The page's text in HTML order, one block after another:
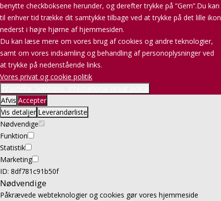
benytte checkboksene herunder, og derefter trykke på ”Gem”.Du kan
til enhver tid trække dit samtykke tilbage ved at trykke på det lille ikon
nederst i højre hjørne af hjemmesiden.
Du kan læse mere om vores brug af cookies og andre teknologier,
samt om vores indsamling og behandling af personoplysninger ved
at trykke på nedenstående links.
Vores privat og cookie politik
Afvis Accepter
Vis detaljer Leverandørliste
Nødvendige
Funktion
Statistik
Marketing
ID: 8df781c91b50f
Nødvendige
Påkrævede webteknologier og cookies gør vores hjemmeside